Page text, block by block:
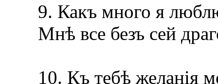
9. Какъ много я
Мнѣ все безъ сей
10. Къ тебѣ желанія